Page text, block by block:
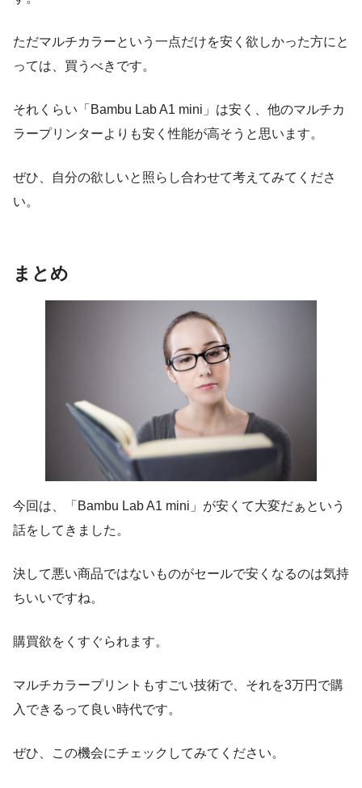
ただマルチカラーという一点だけを安く欲しかった方にと
っては、買うべきです。
それくらい「Bambu Lab A1 mini」は安く、他のマルチカ
ラープリンターよりも安く性能が高そうと思います。
ぜひ、自分の欲しいと照らし合わせて考えてみてくださ
い。
まとめ
今回は、「Bambu Lab A1 mini」が安くて大変だぁという
話をしてきました。
決して悪い商品ではないものがセールで安くなるのは気持
ちいいですね。
購買欲をくすぐられます。
マルチカラープリントもすごい技術で、それを3万円で購
入できるって良い時代です。
ぜひ、この機会にチェックしてみてください。